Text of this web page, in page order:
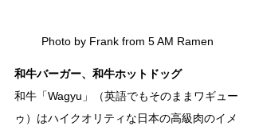
Photo by Frank from 5 AM Ramen
和牛バーガー、和牛ホットドッグ
和牛「Wagyu」（英語でもそのままワギュー
ゥ）はハイクオリティな日本の高級肉のイメ